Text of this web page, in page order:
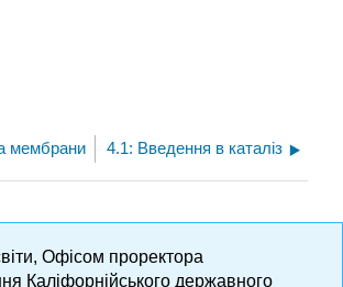
мембрани 4.1: Введення в каталіз
Офісом проректора
Каліфорнійського державного